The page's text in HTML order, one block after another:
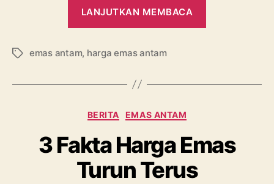
LANJUTKAN MEMBACA
Jadi
Tag emas antam, harga emas antam
Kategori
BERITA EMAS ANTAM
3 Fakta Harga Emas
Turun Terus